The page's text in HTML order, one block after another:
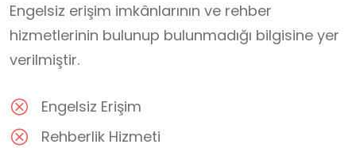
Engelsiz erişim imkânlarının ve rehber
hizmetlerinin bulunup bulunmadığı bilgisine yer
verilmiştir.
Engelsiz Erişim
Rehberlik Hizmeti